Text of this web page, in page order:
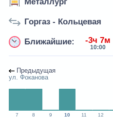
Горгаз - Кольцевая
Ближайшие: -3ч 7м
10:00
Предыдущая
ул. Фоканова
7 8 9 10 11 12